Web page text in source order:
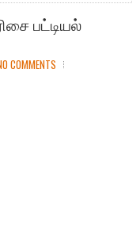
பட்டியல்
COMMENTS